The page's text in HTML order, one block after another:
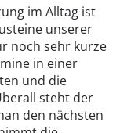
im Alltag ist
unserer
noch sehr kurze
in einer
und die
steht der
den nächsten